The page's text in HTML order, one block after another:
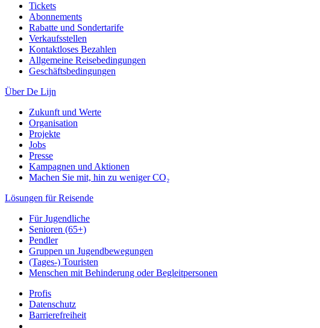
Tickets
Abonnements
Rabatte und Sondertarife
Verkaufsstellen
Kontaktloses Bezahlen
Allgemeine Reisebedingungen
Geschäftsbedingungen
Über De Lijn
Zukunft und Werte
Organisation
Projekte
Jobs
Presse
Kampagnen und Aktionen
Machen Sie mit, hin zu weniger CO₂
Lösungen für Reisende
Für Jugendliche
Senioren (65+)
Pendler
Gruppen un Jugendbewegungen
(Tages-) Touristen
Menschen mit Behinderung oder Begleitpersonen
Profis
Datenschutz
Barrierefreiheit